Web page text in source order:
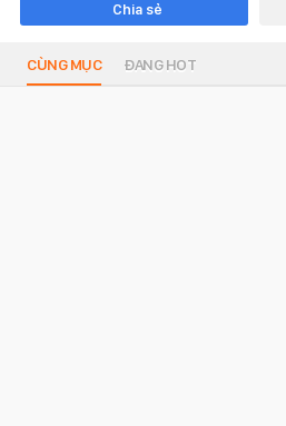
Chia sẻ
CÙNG MỤC ĐANG HOT